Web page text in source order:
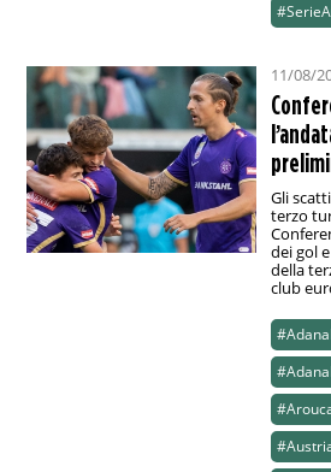
11/08/
Gli
terzo
dei gol
della
club